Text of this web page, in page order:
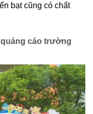
bạt cũng có chất
cáo trường